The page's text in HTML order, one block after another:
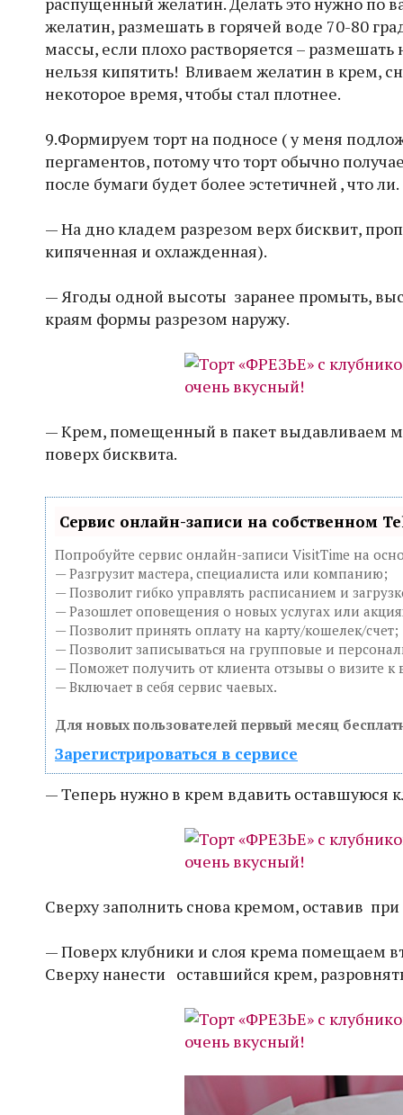
желатин, размешать в горячей воде 70-80
массы, если плохо растворяется –
нельзя кипятить! Вливаем желатин в крем,
некоторое время, чтобы стал плотнее.
9.Формируем торт на подносе ( у меня
пергаментов, потому что торт обычно
после бумаги будет более эстетичней , что ли.
— На дно кладем разрезом верх бисквит,
кипяченная и охлажденная).
— Ягоды одной высоты заранее промыть,
краям формы разрезом наружу.
— Крем, помещенный в пакет выдавливаем
поверх бисквита.
Сервис онлайн-записи на собственном
Попробуйте сервис онлайн-записи VisitTime на
— Разгрузит мастера, специалиста или компанию;
— Позволит гибко управлять расписанием и
— Разошлет оповещения о новых услугах или
— Позволит принять оплату на карту/кошелек/счет;
— Позволит записываться на групповые и
— Поможет получить от клиента отзывы о визите к
— Включает в себя сервис чаевых.
Для новых пользователей первый месяц
Зарегистрироваться в сервисе
— Теперь нужно в крем вдавить оставшуюся
Сверху заполнить снова кремом, оставив
— Поверх клубники и слоя крема помещаем
Сверху нанести оставшийся крем,